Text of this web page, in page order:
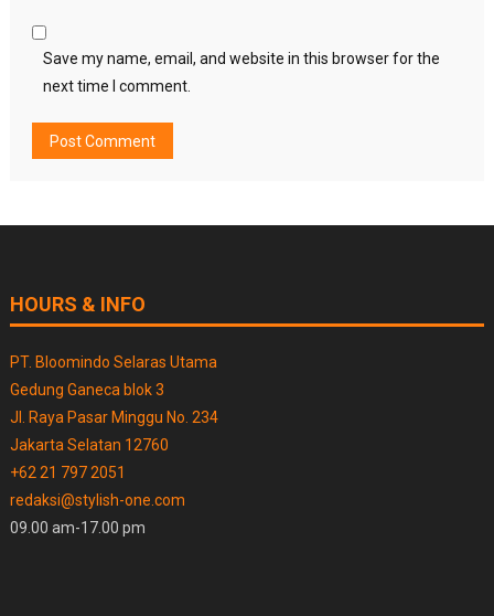
Save my name, email, and website in this browser for the
next time I comment.
HOURS & INFO
PT. Bloomindo Selaras Utama
Gedung Ganeca blok 3
Jl. Raya Pasar Minggu No. 234
Jakarta Selatan 12760
+62 21 797 2051
redaksi@stylish-one.com
09.00 am-17.00 pm